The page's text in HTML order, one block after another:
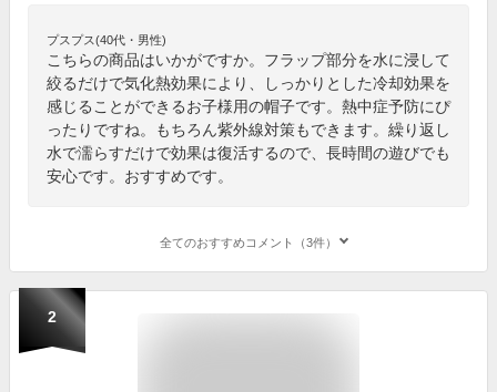
プスプス(40代・男性)
こちらの商品はいかがですか。フラップ部分を水に浸して
絞るだけで気化熱効果により、しっかりとした冷却効果を
感じることができるお子様用の帽子です。熱中症予防にぴ
ったりですね。もちろん紫外線対策もできます。繰り返し
水で濡らすだけで効果は復活するので、長時間の遊びでも
安心です。おすすめです。
全てのおすすめコメント（3件）
2